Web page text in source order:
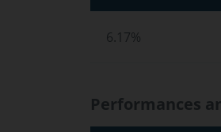
6.17%
Performances